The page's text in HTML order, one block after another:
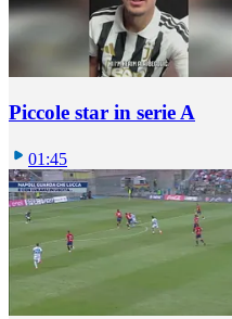
Piccole star in serie A
01:45